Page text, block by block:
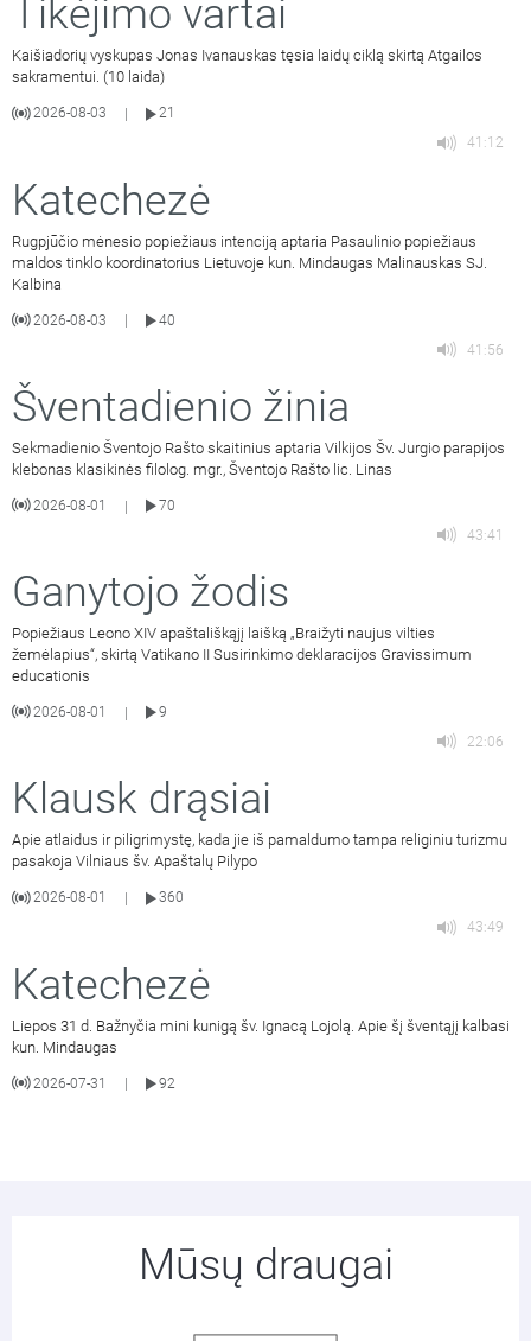
Tikėjimo vartai
Kaišiadorių vyskupas Jonas Ivanauskas tęsia laidų ciklą skirtą Atgailos
sakramentui. (10 laida)
2026-08-03
21
41:12
Katechezė
Rugpjūčio mėnesio popiežiaus intenciją aptaria Pasaulinio popiežiaus
maldos tinklo koordinatorius Lietuvoje kun. Mindaugas Malinauskas SJ.
Kalbina
2026-08-03
40
41:56
Šventadienio žinia
Sekmadienio Šventojo Rašto skaitinius aptaria Vilkijos Šv. Jurgio parapijos
klebonas klasikinės filolog. mgr., Šventojo Rašto lic. Linas
2026-08-01 |
70
43:41
Ganytojo žodis
Popiežiaus Leono XIV apaštališkąjį laišką „Braižyti naujus vilties
žemėlapius“, skirtą Vatikano II Susirinkimo deklaracijos Gravissimum
educationis
2026-08-01 |
9
22:06
Klausk drąsiai
Apie atlaidus ir piligrimystę, kada jie iš pamaldumo tampa religiniu turizmu
pasakoja Vilniaus šv. Apaštalų Pilypo
2026-08-01
360
43:49
Katechezė
Liepos 31 d. Bažnyčia mini kunigą šv. Ignacą Lojolą. Apie šį šventąjį kalbasi
kun. Mindaugas
2026-07-31 92
Mūsų draugai